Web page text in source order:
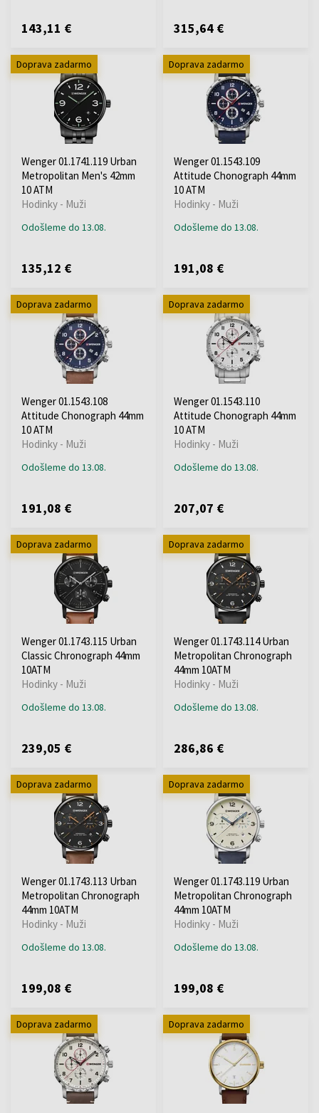
143,11 € 315,64 €
Doprava zadarmo
Wenger 01.1741.119 Urban
Metropolitan Men's 42mm
10 ATM
Hodinky - Muži
Odošleme do 13.08.
135,12 €
Doprava zadarmo
Wenger 01.1543.109
Attitude Chonograph 44mm
10 ATM
Hodinky - Muži
Odošleme do 13.08.
191,08 €
Doprava zadarmo
Wenger 01.1543.108
Attitude Chonograph 44mm
10 ATM
Hodinky - Muži
Odošleme do 13.08.
191,08 €
Doprava zadarmo
Wenger 01.1543.110
Attitude Chonograph 44mm
10 ATM
Hodinky - Muži
Odošleme do 13.08.
207,07 €
Doprava zadarmo
Wenger 01.1743.115 Urban
Classic Chronograph 44mm
10ATM
Hodinky - Muži
Odošleme do 13.08.
239,05 €
Doprava zadarmo
Wenger 01.1743.114 Urban
Metropolitan Chronograph
44mm 10ATM
Hodinky - Muži
Odošleme do 13.08.
286,86 €
Doprava zadarmo
Wenger 01.1743.113 Urban
Metropolitan Chronograph
44mm 10ATM
Hodinky - Muži
Odošleme do 13.08.
199,08 €
Doprava zadarmo
Wenger 01.1743.119 Urban
Metropolitan Chronograph
44mm 10ATM
Hodinky - Muži
Odošleme do 13.08.
199,08 €
Doprava zadarmo Doprava zadarmo